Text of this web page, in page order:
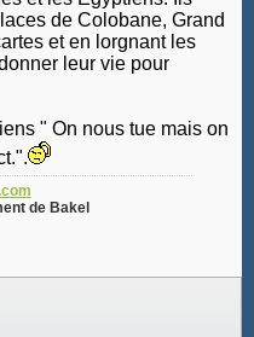
de Colobane, Grand
et en lorgnant les
leur vie pour
" On nous tue mais on
de Bakel